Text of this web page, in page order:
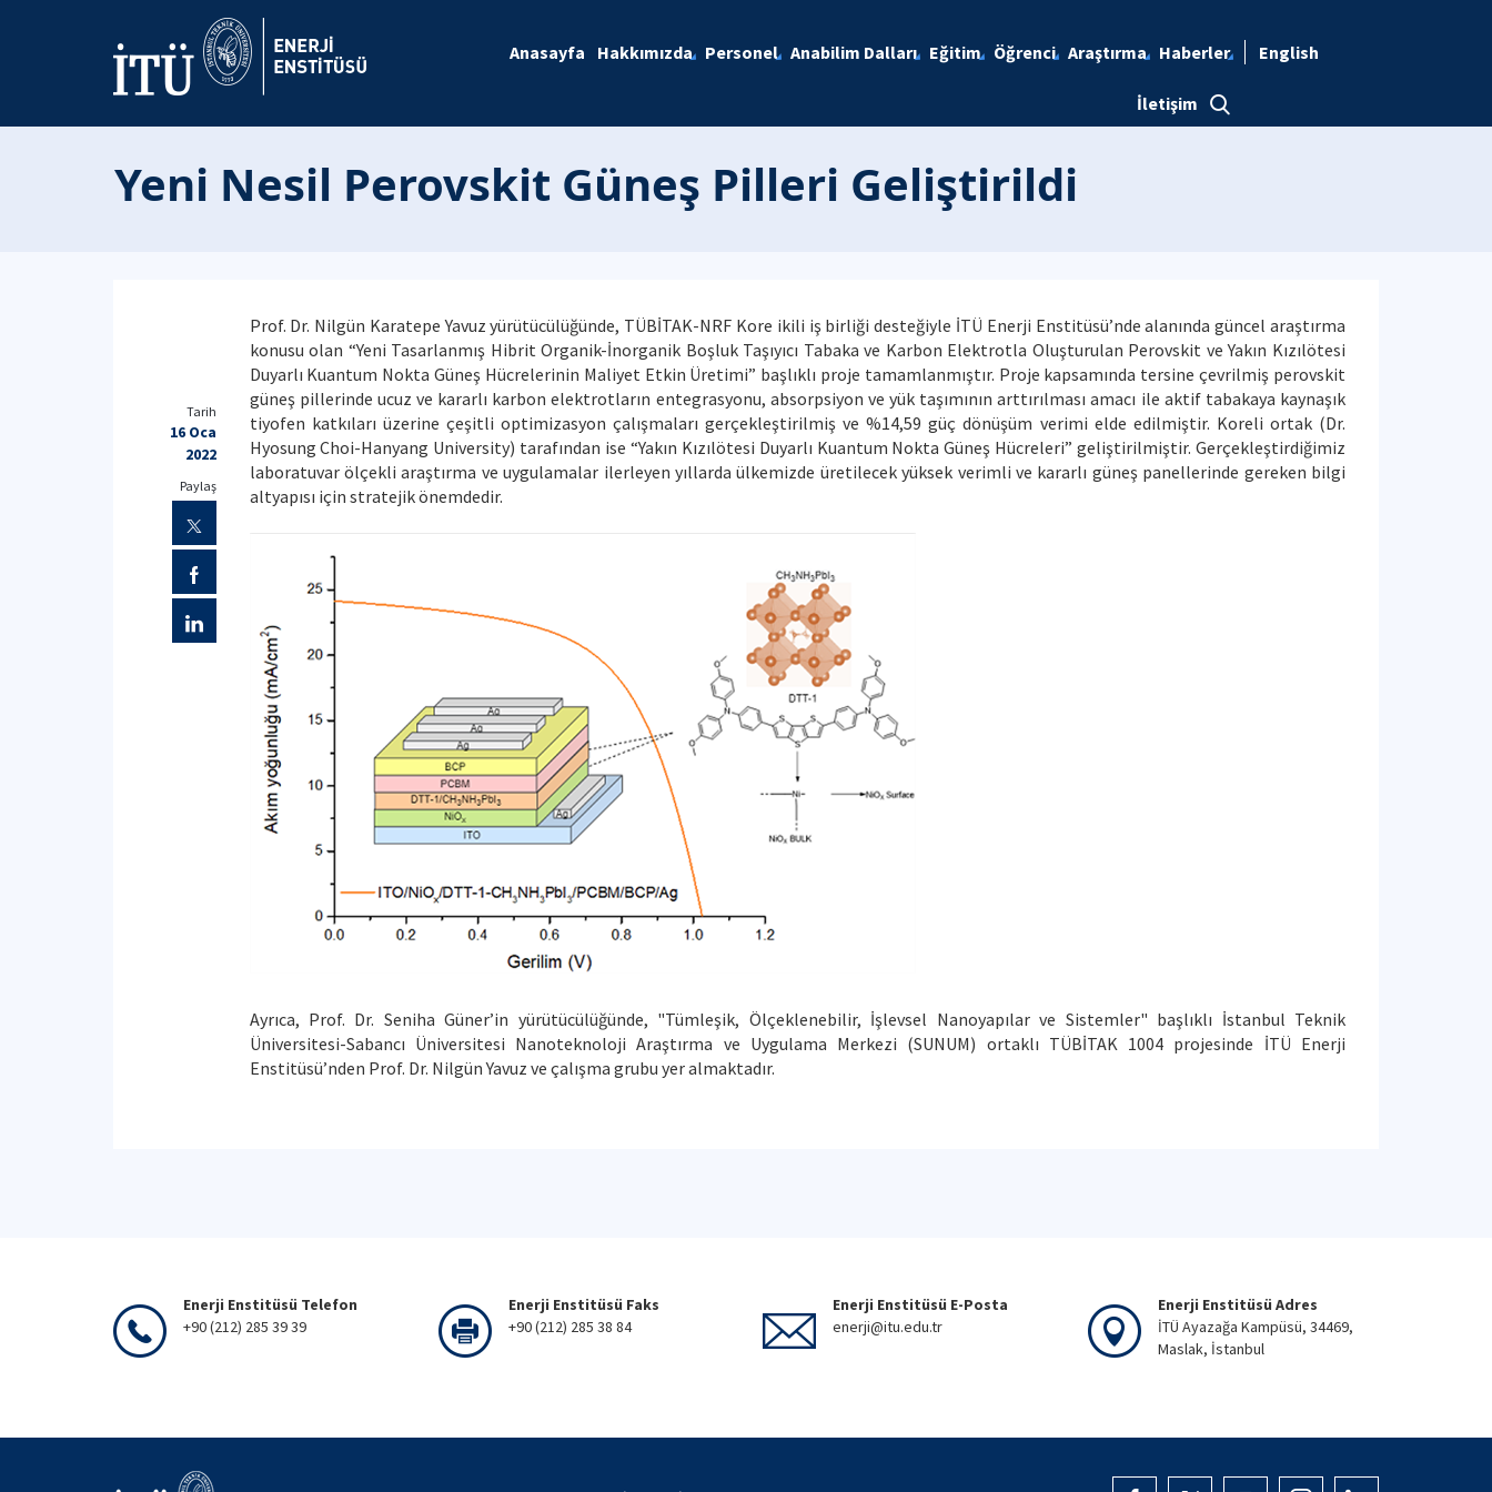
Anasayfa Hakkımızda Personel Anabilim Dalları Eğitim Öğrenci Araştırma Haberler
İletişim
English
Yeni Nesil Perovskit Güneş Pilleri Geliştirildi
Prof. Dr. Nilgün Karatepe Yavuz yürütücülüğünde, TÜBİTAK-NRF Kore ikili iş birliği desteğiyle İTÜ Enerji Enstitüsü’nde alanında güncel araştırma
konusu olan “Yeni Tasarlanmış Hibrit Organik-İnorganik Boşluk Taşıyıcı Tabaka ve Karbon Elektrotla Oluşturulan Perovskit ve Yakın Kızılötesi
Duyarlı Kuantum Nokta Güneş Hücrelerinin Maliyet Etkin Üretimi” başlıklı proje tamamlanmıştır. Proje kapsamında tersine çevrilmiş perovskit
güneş pillerinde ucuz ve kararlı karbon elektrotların entegrasyonu, absorpsiyon ve yük taşımının arttırılması amacı ile aktif tabakaya kaynaşık
tiyofen katkıları üzerine çeşitli optimizasyon çalışmaları gerçekleştirilmiş ve %14,59 güç dönüşüm verimi elde edilmiştir. Koreli ortak (Dr.
Hyosung Choi-Hanyang University) tarafından ise “Yakın Kızılötesi Duyarlı Kuantum Nokta Güneş Hücreleri” geliştirilmiştir. Gerçekleştirdiğimiz
laboratuvar ölçekli araştırma ve uygulamalar ilerleyen yıllarda ülkemizde üretilecek yüksek verimli ve kararlı güneş panellerinde gereken bilgi
altyapısı için stratejik önemdedir.
Ayrıca, Prof. Dr. Seniha Güner’in yürütücülüğünde, "Tümleşik, Ölçeklenebilir, İşlevsel Nanoyapılar ve Sistemler" başlıklı İstanbul Teknik
Üniversitesi-Sabancı Üniversitesi Nanoteknoloji Araştırma ve Uygulama Merkezi (SUNUM) ortaklı TÜBİTAK 1004 projesinde İTÜ Enerji
Enstitüsü’nden Prof. Dr. Nilgün Yavuz ve çalışma grubu yer almaktadır.
Tarih
16 Oca
2022
Paylaş
Enerji Enstitüsü Telefon
+90 (212) 285 39 39
Enerji Enstitüsü Faks
+90 (212) 285 38 84
Enerji Enstitüsü E-Posta
enerji@itu.edu.tr
Enerji Enstitüsü Adres
İTÜ Ayazağa Kampüsü, 34469,
Maslak, İstanbul